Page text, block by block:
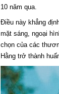
10 năm qua.
Điều này khẳng
mặt sáng, ngoại
chọn của các
Hằng trở thành